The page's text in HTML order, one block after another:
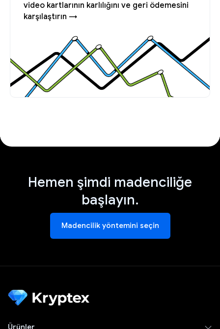
video kartlarının karlılığını ve geri ödemesini
karşılaştırın →
Hemen şimdi madenciliğe
başlayın.
Madencilik yöntemini seçin
Ürünler